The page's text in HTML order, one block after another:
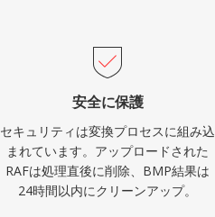
安全に保護
セキュリティは変換プロセスに組み込
まれています。アップロードされた
RAFは処理直後に削除、BMP結果は
24時間以内にクリーンアップ。